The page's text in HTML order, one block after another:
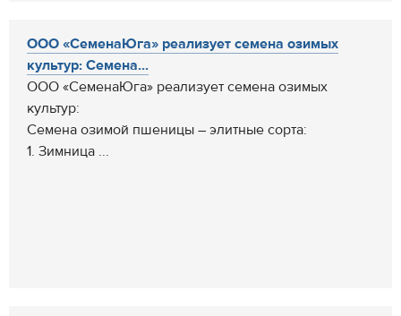
ООО «СеменаЮга» реализует семена озимых
культур: Семена...
ООО «СеменаЮга» реализует семена озимых
культур:
Семена озимой пшеницы – элитные сорта:
1. Зимница ...